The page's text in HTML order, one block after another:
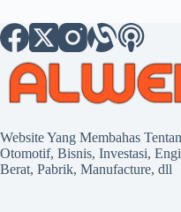
Website Yang Membahas
Otomotif, Bisnis, Investasi,
Berat, Pabrik, Manufacture, dll